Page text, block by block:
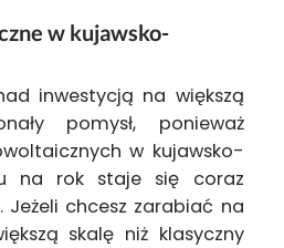
w kujawsko-
inwestycją na większą
pomysł, ponieważ
w kujawsko-
na rok staje się coraz
Jeżeli chcesz zarabiać na
skalę niż klasyczny